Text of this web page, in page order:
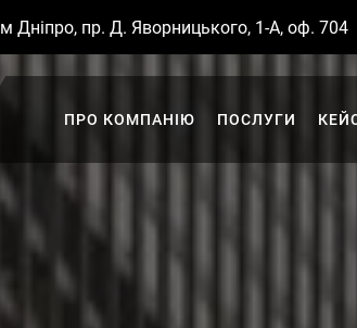
м Дніпро, пр. Д. Яворницького, 1-А, оф. 704
ПРО КОМПАНІЮ ПОСЛУГИ